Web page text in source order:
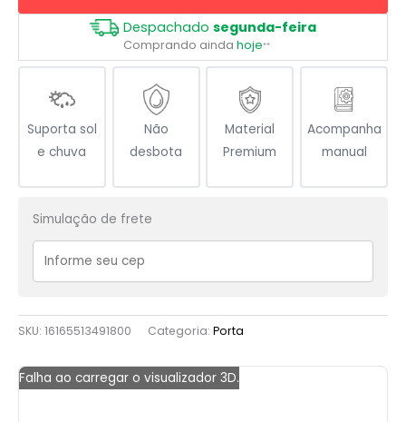
quantidade
Despachado segunda-feira
Comprando ainda hoje**
Suporta sol
e chuva
Não
desbota
Material
Premium
Acompanha
manual
Simulação de frete
SKU: 16165513491800 Categoria: Porta
Falha ao carregar o visualizador 3D.